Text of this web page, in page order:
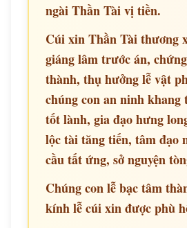
ngài Thần Tài vị tiền.
Cúi xin Thần Tài thương
giáng lâm trước án,
thành, thụ hưởng lễ vật
chúng con an ninh khang
tốt lành, gia đạo hưng
lộc tài tăng tiến, tâm đạo
cầu tất ứng, sở nguyện
Chúng con lễ bạc tâm
kính lễ cúi xin được phù